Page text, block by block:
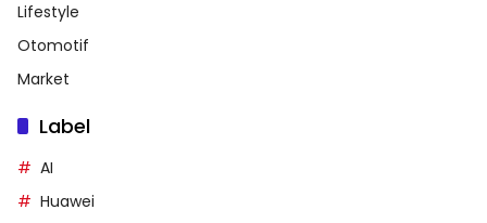
Lifestyle
Otomotif
Market
Label
AI
Huawei